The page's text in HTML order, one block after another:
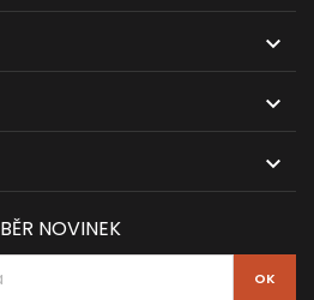



NOVINEK